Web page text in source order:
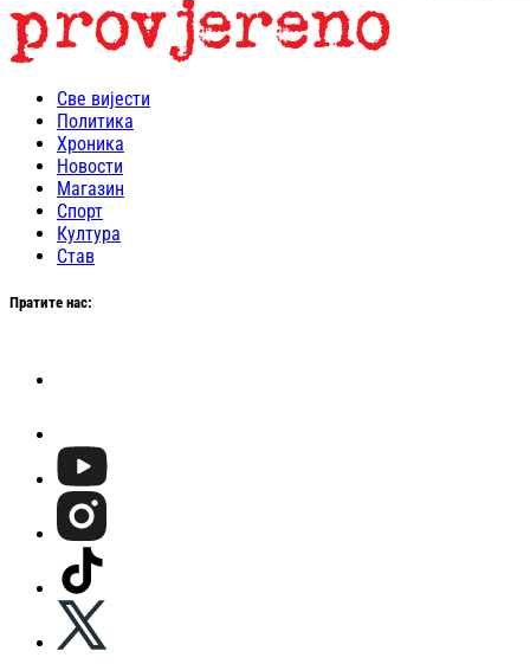
Све вијести
Политика
Хроника
Новости
Магазин
Спорт
Култура
Став
Пратите нас: